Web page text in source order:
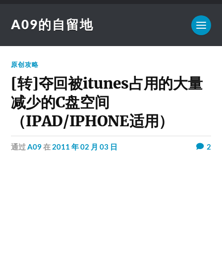
A09的自留地
原创攻略
[转]夺回被itunes占用的大量
减少的C盘空间
（IPAD/IPHONE适用）
通过A09在 2011 年 02 月 03 日 2